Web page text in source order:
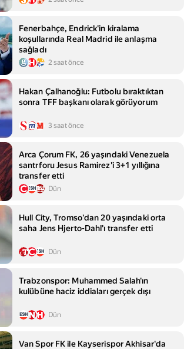
Fenerbahçe, Endrick'in kiralama
koşullarında Real Madrid ile anlaşma
sağladı
2 saat önce
Hakan Çalhanoğlu: Futbolu bıraktıktan
sonra TFF başkanı olarak görüyorum
3 saat önce
Arca Çorum FK, 26 yaşındaki Venezuela
santrforu Jesus Ramirez'i 3+1 yıllığına
transfer etti
Dün
Hull City, Tromso'dan 20 yaşındaki orta
saha Jens Hjerto-Dahl'ı transfer etti
Dün
Trabzonspor: Muhammed Salah'ın
kulübüne haciz iddiaları gerçek dışı
Dün
Van Spor FK ile Kayserispor Akhisar'da